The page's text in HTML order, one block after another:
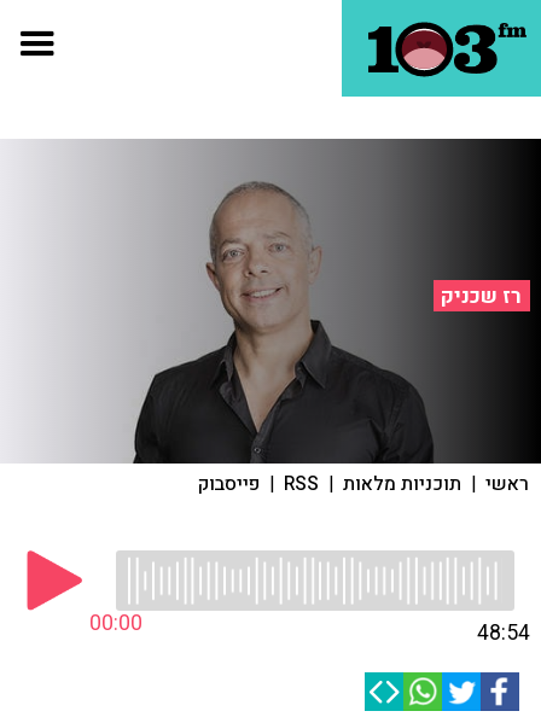
רז שכניק
ראשי | תוכניות מלאות |
RSS
| פייסבוק
00:00 48:54